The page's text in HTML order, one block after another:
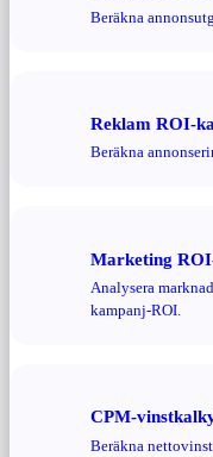
Beräkna
Reklam ROI-
Beräkna
Marketing
Analysera
kampanj-ROI.
CPM-
Beräkna